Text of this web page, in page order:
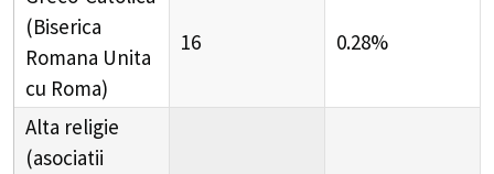
(Biserica
Romana Unita
cu Roma)
16 0.28%
Alta religie
(asociatii